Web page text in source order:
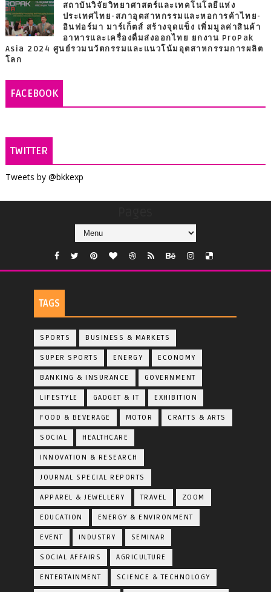
สถาบันวิจัยวิทยาศาสตร์และเทคโนโลยีแห่ง
ประเทศไทย-สภาอุตสาหกรรมและหอการค้าไทย-
อินฟอร์มา มาร์เก็ตส์ สร้างจุดแข็ง เพิ่มมูลค่าสินค้า
อาหารและเครื่องดื่มส่งออกไทย ยกงาน ProPak
Asia 2024 ศูนย์รวมนวัตกรรมและแนวโน้มอุตสาหกรรมการผลิต
โลก
FACEBOOK
TWITTER
Tweets by @bkkexp
TAGS
SPORTS BUSINESS & MARKETS
SUPER SPORTS ENERGY ECONOMY
BANKING & INSURANCE GOVERNMENT
LIFESTYLE GADGET & IT EXHIBITION
FOOD & BEVERAGE MOTOR CRAFTS & ARTS
SOCIAL HEALTHCARE
INNOVATION & RESEARCH
JOURNAL SPECIAL REPORTS
APPAREL & JEWELLERY TRAVEL ZOOM
EDUCATION ENERGY & ENVIRONMENT
EVENT INDUSTRY SEMINAR
SOCIAL AFFAIRS AGRICULTURE
ENTERTAINMENT SCIENCE & TECHNOLOGY